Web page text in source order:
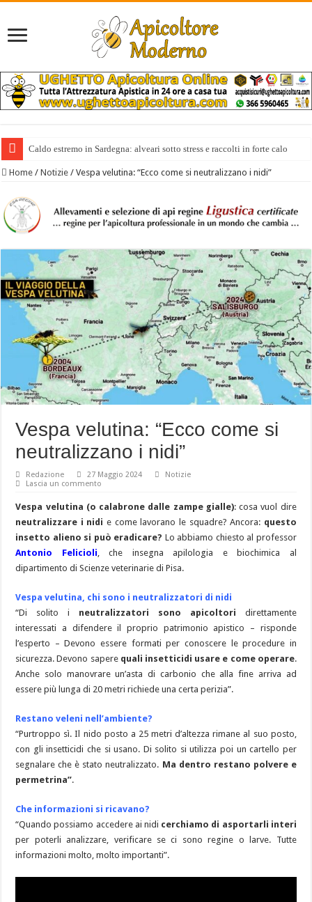
Caldo estremo in Sardegna: alveari sotto stress e raccolti in forte calo
Home / Notizie / Vespa velutina: “Ecco come si neutralizzano i nidi”
Vespa velutina: “Ecco come si
neutralizzano i nidi”
Redazione 27 Maggio 2024
Notizie
Lascia un commento
Vespa velutina (o calabrone dalle zampe gialle): cosa vuol dire
neutralizzare i nidi e come lavorano le squadre? Ancora: questo
insetto alieno si può eradicare? Lo abbiamo chiesto al professor
Antonio Felicioli , che insegna apilologia e biochimica al
dipartimento di Scienze veterinarie di Pisa.
Vespa velutina, chi sono i neutralizzatori di nidi
“Di solito i neutralizzatori sono apicoltori direttamente
interessati a difendere il proprio patrimonio apistico – risponde
l’esperto – Devono essere formati per conoscere le procedure in
sicurezza. Devono sapere quali insetticidi usare e come operare.
Anche solo manovrare un’asta di carbonio che alla fine arriva ad
essere più lunga di 20 metri richiede una certa perizia”.
Restano veleni nell’ambiente?
“Purtroppo sì. Il nido posto a 25 metri d’altezza rimane al suo posto,
con gli insetticidi che si usano. Di solito si utilizza poi un cartello per
segnalare che è stato neutralizzato. Ma dentro restano polvere e
permetrina”.
Che informazioni si ricavano?
“Quando possiamo accedere ai nidi cerchiamo di asportarli interi
per poterli analizzare, verificare se ci sono regine o larve. Tutte
informazioni molto, molto importanti”.